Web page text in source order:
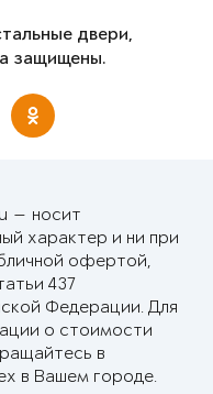
двери,
защищены.
— носит
характер и ни при
офертой,
437
Федерации. Для
о стоимости
в
в Вашем городе.